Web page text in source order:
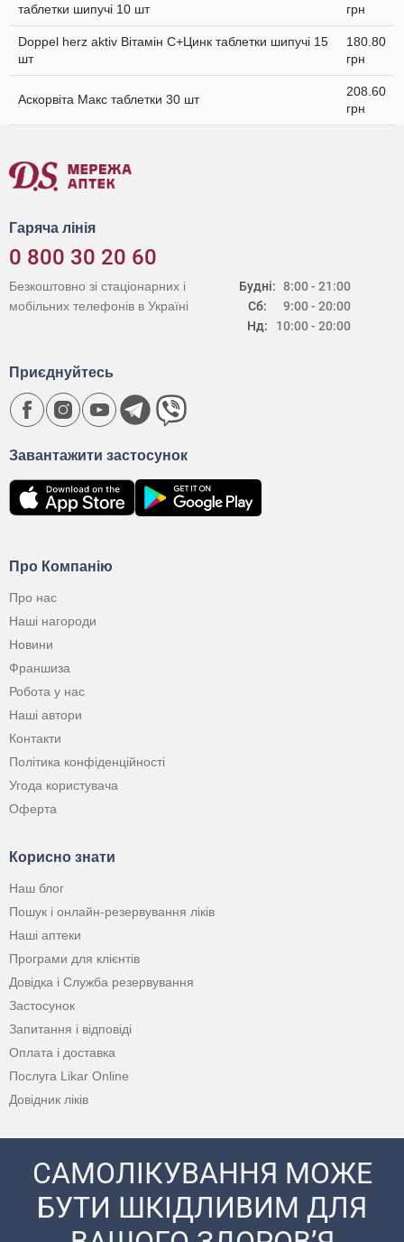
таблетки шипучі 10 шт
грн
Doppel herz aktiv Вітамін С+Цинк таблетки шипучі 15
шт
180.80
грн
Аскорвіта Макс таблетки 30 шт
208.60
грн
Гаряча лінія
0 800 30 20 60
Будні:
Сб:
Нд:
8:00 - 21:00
9:00 - 20:00
10:00 - 20:00
Безкоштовно зі стаціонарних і
мобільних телефонів в Україні
Про Компанію
Про нас
Наші нагороди
Новини
Франшиза
Робота у нас
Наші автори
Контакти
Політика конфіденційності
Угода користувача
Оферта
Корисно знати
Наш блог
Пошук і онлайн-резервування ліків
Наші аптеки
Програми для клієнтів
Довідка і Служба резервування
Застосунок
Запитання і відповіді
Оплата і доставка
Послуга Likar Online
Довідник ліків
Завантажити застосунок
Приєднуйтесь
САМОЛІКУВАННЯ МОЖЕ
БУТИ ШКІДЛИВИМ ДЛЯ